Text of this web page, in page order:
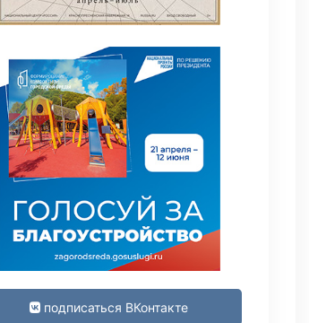
подписаться ВКонтакте